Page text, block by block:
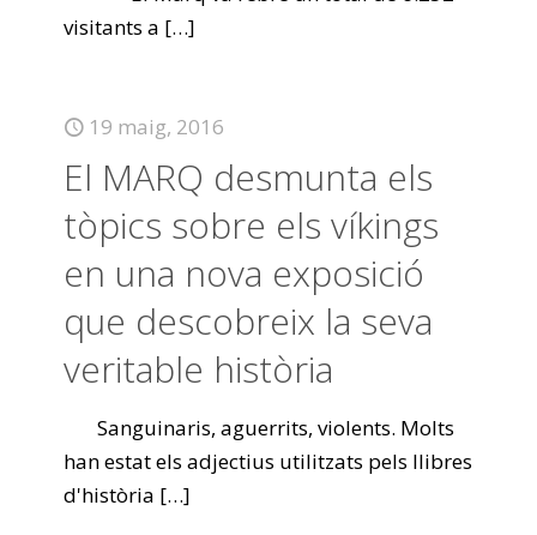
visitants a […]
19 maig, 2016
El MARQ desmunta els
tòpics sobre els víkings
en una nova exposició
que descobreix la seva
veritable història
Sanguinaris, aguerrits, violents. Molts
han estat els adjectius utilitzats pels llibres
d'història […]